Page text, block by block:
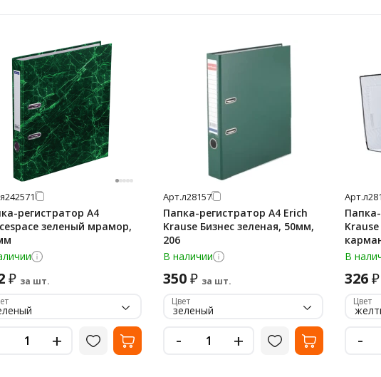
я242571
регистратор А4
зеленый мрамор,
₽ за шт.
+
Арт.л28157
Папка-регистратор А4 Erich
Krause Бизнес зеленая, 50мм,
206
В наличии
350₽ за шт.
Цвет
зеленый
- +
Арт.
В
326₽
Цвет
-